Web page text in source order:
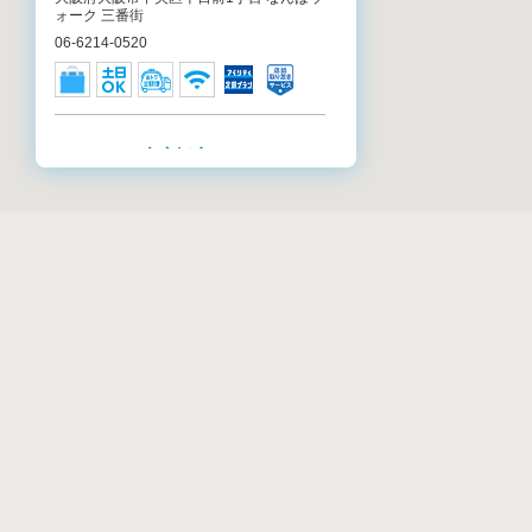
ォーク 三番街
06-6214-0520